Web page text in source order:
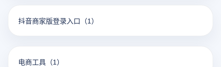
抖音商家版登录入口 （1）
电商工具 （1）